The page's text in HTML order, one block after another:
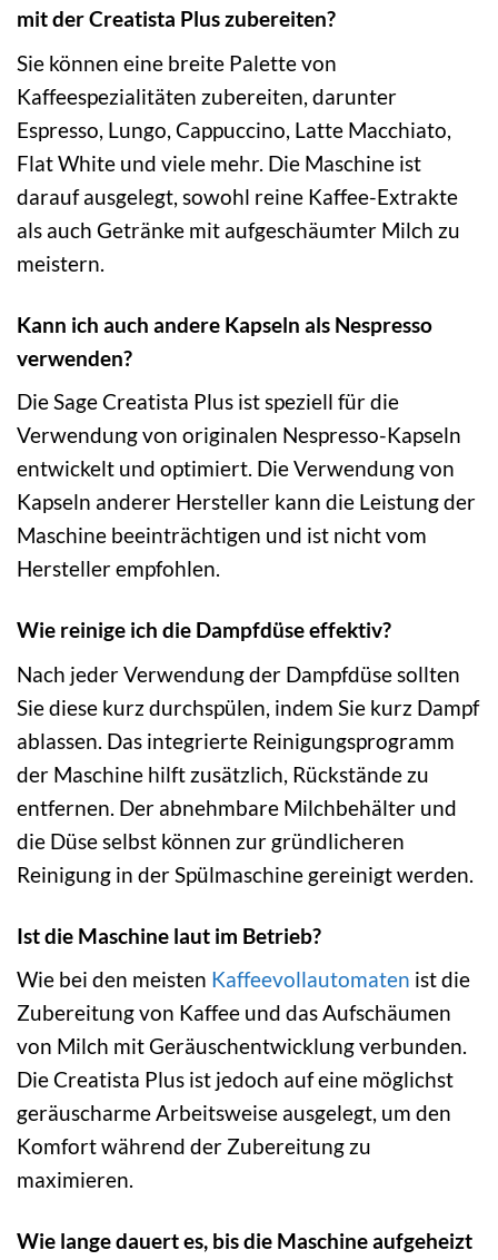
mit der Creatista Plus zubereiten?
Sie können eine breite Palette von
Kaffeespezialitäten zubereiten, darunter
Espresso, Lungo, Cappuccino, Latte Macchiato,
Flat White und viele mehr. Die Maschine ist
darauf ausgelegt, sowohl reine Kaffee-Extrakte
als auch Getränke mit aufgeschäumter Milch zu
meistern.
Kann ich auch andere Kapseln als Nespresso
verwenden?
Die Sage Creatista Plus ist speziell für die
Verwendung von originalen Nespresso-Kapseln
entwickelt und optimiert. Die Verwendung von
Kapseln anderer Hersteller kann die Leistung der
Maschine beeinträchtigen und ist nicht vom
Hersteller empfohlen.
Wie reinige ich die Dampfdüse effektiv?
Nach jeder Verwendung der Dampfdüse sollten
Sie diese kurz durchspülen, indem Sie kurz Dampf
ablassen. Das integrierte Reinigungsprogramm
der Maschine hilft zusätzlich, Rückstände zu
entfernen. Der abnehmbare Milchbehälter und
die Düse selbst können zur gründlicheren
Reinigung in der Spülmaschine gereinigt werden.
Ist die Maschine laut im Betrieb?
Wie bei den meisten Kaffeevollautomaten ist die
Zubereitung von Kaffee und das Aufschäumen
von Milch mit Geräuschentwicklung verbunden.
Die Creatista Plus ist jedoch auf eine möglichst
geräuscharme Arbeitsweise ausgelegt, um den
Komfort während der Zubereitung zu
maximieren.
Wie lange dauert es, bis die Maschine aufgeheizt